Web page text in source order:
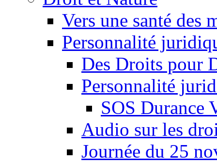
Vers une santé des
Personnalité
Des Droits pour
Personnalité
SOS Durance
Audio sur les
Journée du 25